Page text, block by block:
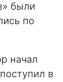
были
по
начал
в